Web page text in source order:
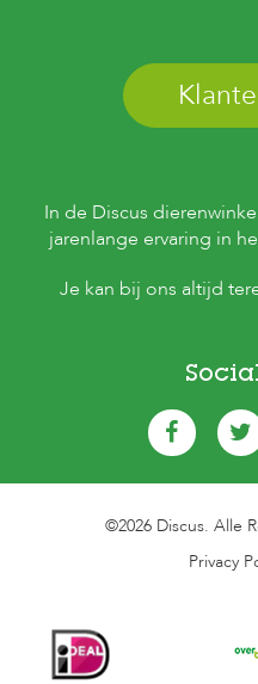
In de Discus
jarenlange ervaring in
Je kan bij ons altijd
©2026 Discus. Alle
Privacy